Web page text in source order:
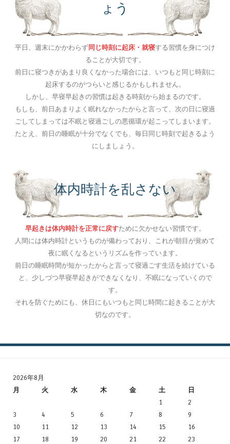
ょう
平日、週末にかかわらず同じ時刻に起床・就寝する習慣を身につけ
ることが大切です。
前日に寝つきがあまり良くなかった場合には、いつもと同じ時刻に
起床するのがつらいと感じるかもしれません。
しかし、早寝早起きの習慣は起きる時刻から始まるのです。
もしも、前日あまりよく眠れなかったからと言って、次の日に寝過
ごしてしまっては不眠と寝過ごしの悪循環が起こってしまいます。
たとえ、前日の睡眠が十分でなくでも、毎日同じ時刻で起きるよう
にしましょう。
体内時計を乱さない
早起きは体内時計を正常に戻すために欠かせない習慣です。
人間には体内時計というものが備わっており、これが朝目が覚めて
夜に眠くなるというリズムを作っています。
前日の睡眠時間が短かったからと言って寝過ごす生活を続けている
と、少しづつ早寝早起きができなくなり、不眠になっていくので
す。
それを防ぐためにも、休日にもいつもと同じ時間に起きることが大
切なのです。
2026年8月
月
火 水 木 金 土 日
1
2
3
4 5 6 7 8
9
10
11 12 13 14 15
16
17
18 19 20 21 22
23